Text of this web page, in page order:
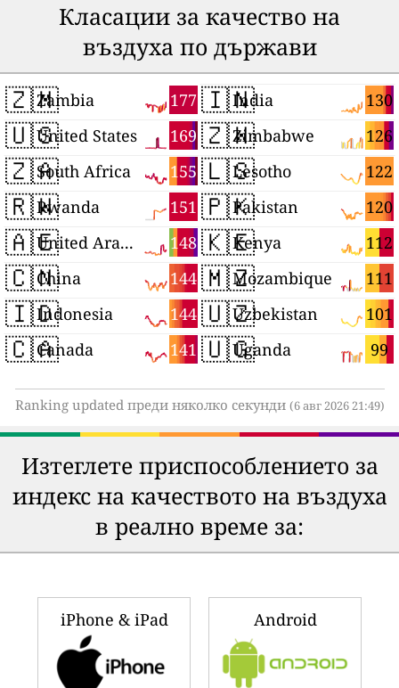
Класации за качество на
въздуха по държави
🇿🇲 177
Zambia
🇺🇸 169
United States
🇿🇦 155
South Africa
🇷🇼 151
Rwanda
🇦🇪 148
United Arab Emirates
🇨🇳 144
China
🇮🇩 144
Indonesia
🇨🇦 141
Canada
🇮🇳 130
India
🇿🇼 126
Zimbabwe
🇱🇸 122
Lesotho
🇵🇰 120
Pakistan
🇰🇪 112
Kenya
🇲🇿 111
Mozambique
🇺🇿 101
Uzbekistan
🇺🇬 99
Uganda
Ranking updated преди няколко секунди (6 авг 2026 21:49)
Изтеглете приспособлението за
индекс на качеството на въздуха
в реално време за:
iPhone & iPad Android